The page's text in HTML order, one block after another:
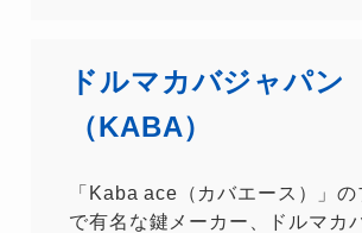
ドルマカバジャパン
（KABA）
「Kaba ace（カバエース）」の
で有名な鍵メーカー、ドルマカ